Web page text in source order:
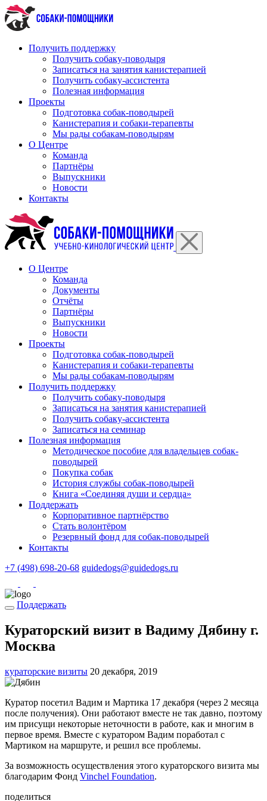
Перейти
к
содержимому
Получить поддержку
Получить собаку-поводыря
Записаться на занятия канистерапией
Получить собаку-ассистента
Полезная информация
Проекты
Подготовка собак-поводырей
Канистерапия и собаки-терапевты
Мы рады собакам-поводырям
О Центре
Команда
Партнёры
Выпускники
Новости
Контакты
О Центре
Команда
Документы
Отчёты
Партнёры
Выпускники
Новости
Проекты
Подготовка собак-поводырей
Канистерапия и собаки-терапевты
Мы рады собакам-поводырям
Получить поддержку
Получить собаку-поводыря
Записаться на занятия канистерапией
Получить собаку-ассистента
Записаться на семинар
Полезная информация
Методическое пособие для владельцев собак-
поводырей
Покупка собак
История службы собак-поводырей
Книга «Соединяя души и сердца»
Поддержать
Корпоративное партнёрство
Стать волонтёром
Резервный фонд для собак-поводырей
Контакты
+7 (498) 698-20-68 guidedogs@guidedogs.ru
Поддержать
Кураторский визит в Вадиму Дябину г.
Москва
кураторские визиты 20 декабря, 2019
Куратор посетил Вадим и Мартика 17 декабря (через 2 месяца
после получения). Они работают вместе не так давно, поэтому
им присущи некоторые неточности в работе, как и многим в
первое время. Вместе с куратором Вадим поработал с
Мартиком на маршруте, и решил все проблемы.
За возможность осуществления этого кураторского визита мы
благодарим Фонд Vinchel Foundation.
поделиться